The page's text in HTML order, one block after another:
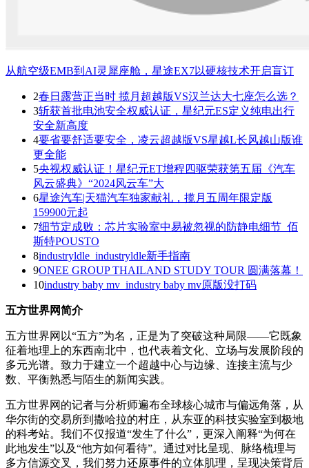
从航空级EMB到AI灵犀座舱，星途EX7以硬核技术开启盲订
2春日露营正当时 揽月超越版VS汉兰达大七座怎么选？
3斩获首批电池安全权威认证，星纪元ES定义纯电出行
安全新高度
4要省要舒适要安全，凌云超越版VS星越L长风越山版谁
更全能
5央视权威认证！星纪元ET增程四驱荣获第五届《汽车
风云盛典》“2024风云车”大
6星途汽车|天猫汽车独家献礼，揽月五周年限定版
159900元起
7细节定成败：芯片实验室中易被忽视的防静电细节_佰
斯特POUSTO
8industryldle_industryldle新手指南
9ONEE GROUP THAILAND STUDY TOUR 圆满落幕！
10industry baby mv_industry baby mv原版没打码
五方世界网简介
五方世界网以“五方”为名，正是为了突破这种局限——它既象
征着地理上的东西南北中，也代表着文化、立场与发展阶段的
多元光谱。致力于建立一个超越中心与边缘、连接主流与少
数、平衡熟悉与陌生的新闻实践。
五方世界网的记者与分析师遍布全球核心城市与偏远角落，从
华尔街的交易所到撒哈拉的村庄，从东亚的科技实验室到极地
的科考站。我们不仅报道“发生了什么”，更深入阐释“为何在
此地发生”以及“他方如何看待”。通过对比呈现、脉络梳理与
多方信源交叉，我们努力还原事件的立体肌理，呈现决策背后